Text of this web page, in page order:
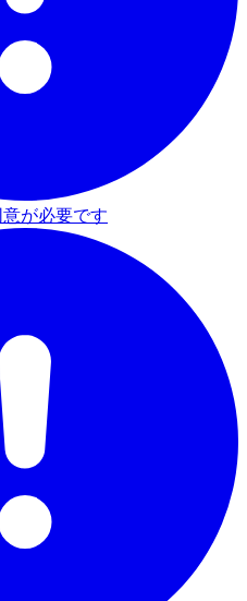
が必要です